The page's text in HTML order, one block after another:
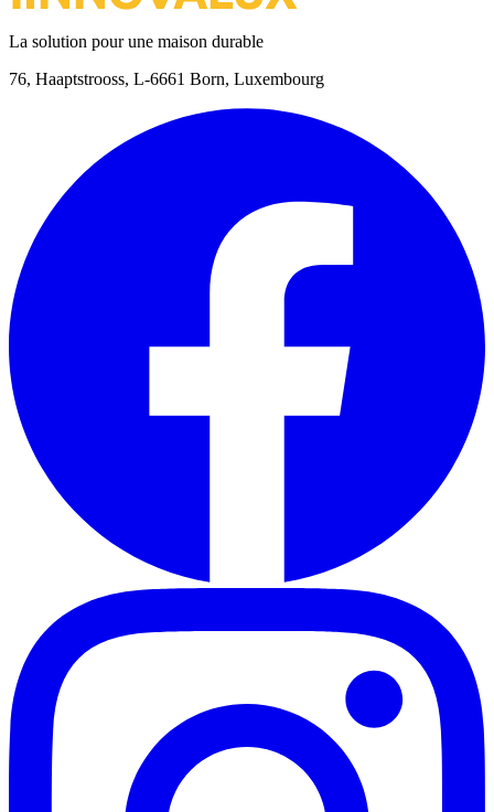
La solution pour une maison durable
76, Haaptstrooss, L-6661 Born, Luxembourg